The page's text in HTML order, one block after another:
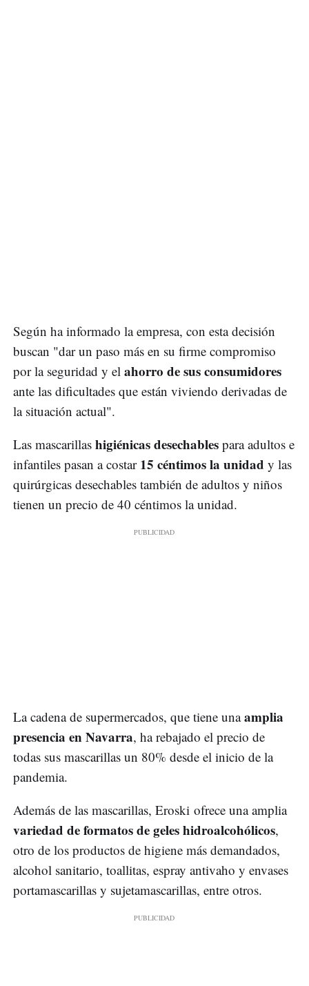
Según ha informado la empresa, con esta decisión
buscan "dar un paso más en su firme compromiso
por la seguridad y el ahorro de sus consumidores
ante las dificultades que están viviendo derivadas de
la situación actual".
Las mascarillas higiénicas desechables para adultos e
infantiles pasan a costar15 céntimos la unidad y las
quirúrgicas desechables también de adultos y niños
tienen un precio de 40 céntimos la unidad.
La cadena de supermercados, que tiene unaamplia
presencia en Navarra, ha rebajado el precio de
todas sus mascarillas un 80% desde el inicio de la
pandemia.
Además de las mascarillas, Eroski ofrece una amplia
variedad de formatos de geles hidroalcohólicos,
otro de los productos de higiene más demandados,
alcohol sanitario, toallitas, espray antivaho y envases
portamascarillas y sujetamascarillas, entre otros.